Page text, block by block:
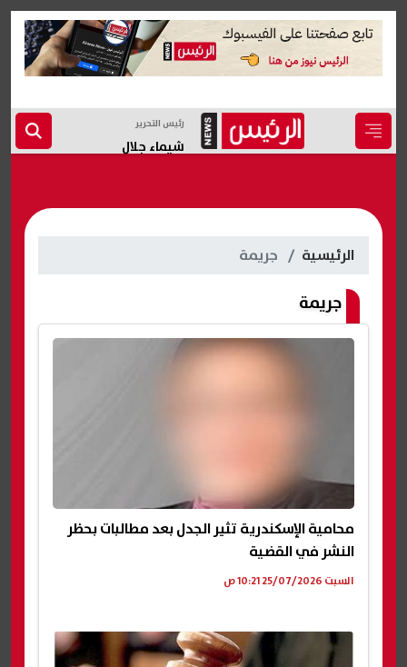
رئيس التحرير
شيماء جلال
الرئيسية جريمة
جريمة
محامية الإسكندرية تثير الجدل بعد مطالبات بحظر
النشر في القضية
السبت 25/07/2026 10:21 ص